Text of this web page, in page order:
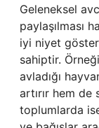
Geleneksel
paylaşılması
iyi niyet
sahiptir.
avladığı
artırır hem de
toplumlarda